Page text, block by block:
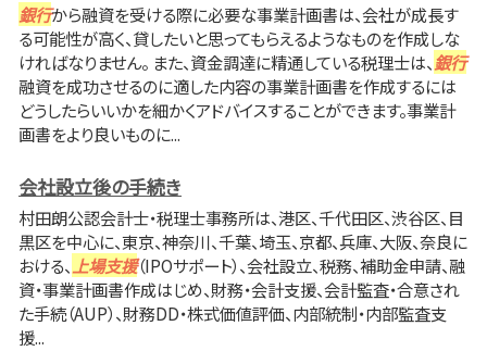
銀行から融資を受ける際に必要な事業計画書は、会社が成長す
る可能性が高く、貸したいと思ってもらえるようなものを作成しな
ければなりません。 また、資金調達に精通している税理士は、 銀行
融資を成功させるのに適した内容の事業計画書を作成するには
どうしたらいいかを細かくアドバイスすることができます。事業計
画書をより良いものに...
会社設立後の手続き
村田朗公認会計士・税理士事務所は、港区、千代田区、渋谷区、目
黒区を中心に、東京、神奈川、千葉、埼玉、京都、兵庫、大阪、奈良に
おける、上場支援（IPOサポート）、会社設立、税務、補助金申請、融
資・事業計画書作成はじめ、財務・会計支援、会計監査・合意され
た手続（AUP）、財務DD・株式価値評価、内部統制・内部監査支
援...